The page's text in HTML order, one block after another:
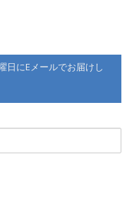
日にEメールでお届けし